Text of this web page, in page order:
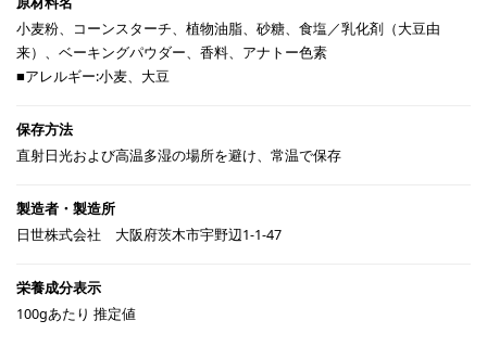
小麦粉、コーンスターチ、植物油脂、砂糖、食塩／乳化剤（大豆由
来）、ベーキングパウダー、香料、アナトー色素
■アレルギー:小麦、大豆
直射日光および高温多湿の場所を避け、常温で保存
日世株式会社 大阪府茨木市宇野辺1-1-47
100gあたり 推定値